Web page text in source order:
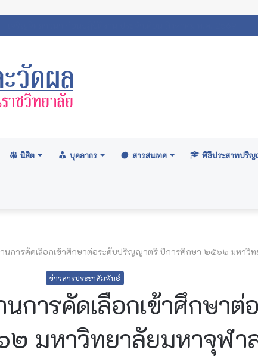
นิสิต บุคลากร สารสนเทศ พิธีประสาทปริ
นการคัดเลือกเข้าศึกษาต่อระดับปริญญาตรี ปีการศึกษา ๒๕๖๒ มหาวิ
ข่าวสารประชาสัมพันธ์
การคัดเลือกเข้าศึกษา
มหาวิทยาลัยมหาจุฬา